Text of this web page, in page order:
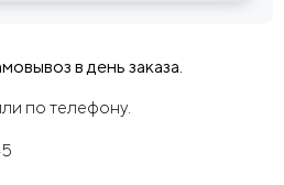
в день заказа.
по телефону.